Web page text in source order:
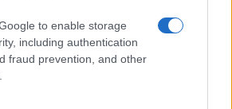
to enable storage
including authentication
fraud prevention, and other